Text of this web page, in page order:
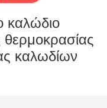
καλώδιο
καλωδίων